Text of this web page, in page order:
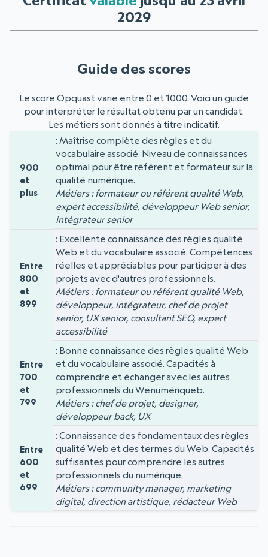
2029
Guide des scores
Le score Opquast varie entre 0 et 1000. Voici un guide
pour interpréter le résultat obtenu par un candidat.
Les métiers sont donnés à titre indicatif.
Niveau
900
et
plus
Maîtrise complète des règles et du
vocabulaire associé. Niveau de connaissances
optimal pour être référent et formateur sur la
qualité numérique.
Métiers : formateur ou référent qualité Web,
expert accessibilité, développeur Web senior,
intégrateur senior
Entre
800
et
899
Excellente connaissance des règles qualité
Web et du vocabulaire associé. Compétences
réelles et appréciables pour participer à des
projets avec d'autres professionnels.
Métiers : formateur ou référent qualité Web,
développeur, intégrateur, chef de projet
senior, UX senior, consultant SEO, expert
accessibilité
Entre
700
et
799
Bonne connaissance des règles qualité Web
et du vocabulaire associé. Capacités à
comprendre et échanger avec les autres
professionnels du Wenumériqueb.
Métiers : chef de projet, designer,
développeur back, UX
Entre
600
et
699
Connaissance des fondamentaux des règles
qualité Web et des termes du Web. Capacités
suffisantes pour comprendre les autres
professionnels du numérique.
Métiers : community manager, marketing
digital, direction artistique, rédacteur Web